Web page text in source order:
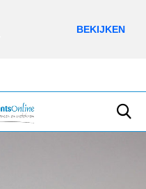
BEKIJKEN